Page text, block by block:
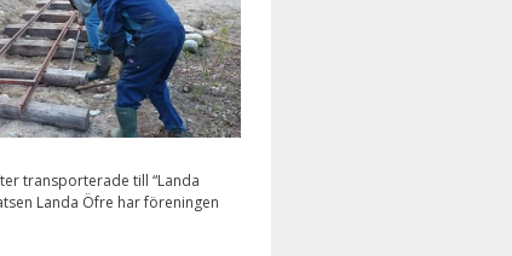
transporterade till “Landa
Landa Öfre har föreningen